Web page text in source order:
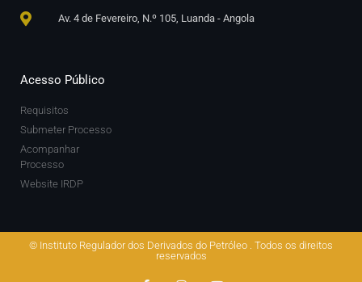
Av. 4 de Fevereiro, N.º 105, Luanda - Angola
Acesso Público
Requisitos
Submeter Processo
Acompanhar
Processo
Website IRDP
© Instituto Regulador dos Derivados do Petróleo . Todos os direitos
reservados